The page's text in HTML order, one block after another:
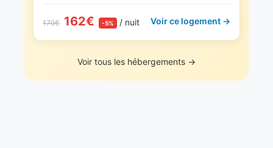
170€ 162€ -5% / nuit Voir ce logement →
Voir tous les hébergements →